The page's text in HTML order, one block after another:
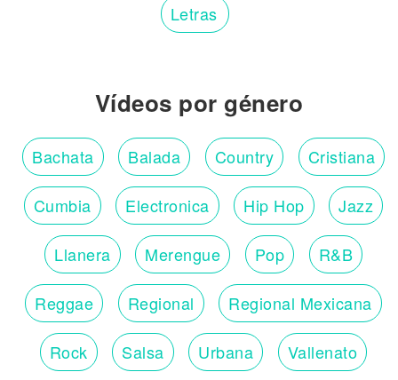
Letras
Vídeos por género
Bachata Balada Country Cristiana
Cumbia Electronica Hip Hop Jazz
Llanera Merengue Pop R&B
Reggae Regional Regional Mexicana
Rock Salsa Urbana Vallenato